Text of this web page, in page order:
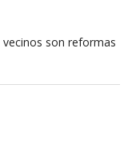
son reformas